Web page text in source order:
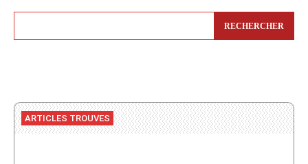
RECHERCHER
ARTICLES TROUVES